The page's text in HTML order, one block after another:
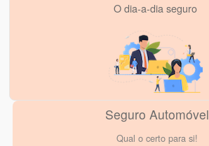
O dia-a-dia seguro
Seguro Automóvel
Qual o certo para si!